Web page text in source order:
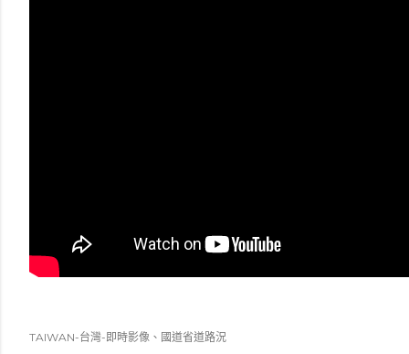
TAIWAN-台灣-即時影像、國道省道路況